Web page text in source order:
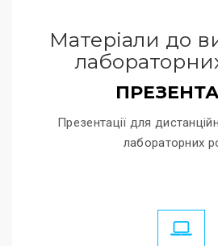
Матеріали до
Презентації для
лабораторних